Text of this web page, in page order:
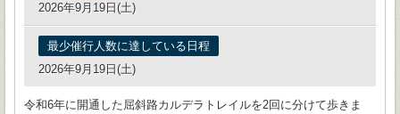
2026年9月19日(土)
最少催行人数に達している日程
2026年9月19日(土)
令和6年に開通した屈斜路カルデラトレイルを2回に分けて歩きま